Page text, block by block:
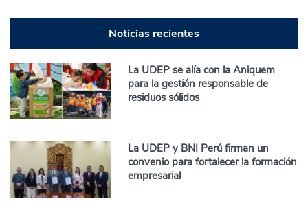
Noticias recientes
La UDEP se alía con la Aniquem
para la gestión responsable de
residuos sólidos
La UDEP y BNI Perú firman un
convenio para fortalecer la formación
empresarial